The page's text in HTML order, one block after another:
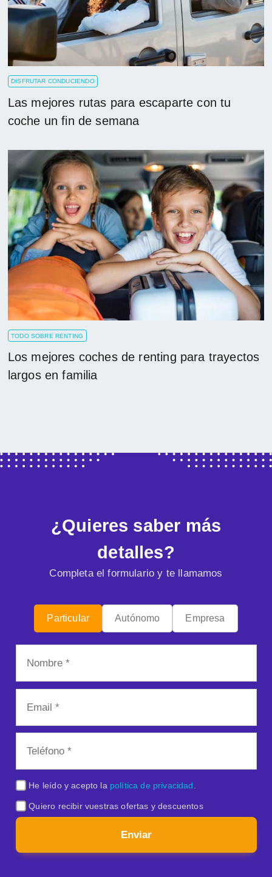
DISFRUTAR CONDUCIENDO
Las mejores rutas para escaparte con tu
coche un fin de semana
TODO SOBRE RENTING
Los mejores coches de renting para trayectos
largos en familia
¿Quieres saber más
detalles?
Completa el formulario y te llamamos
Particular Autónomo Empresa
He leído y acepto la política de privacidad.
Quiero recibir vuestras ofertas y descuentos
Enviar